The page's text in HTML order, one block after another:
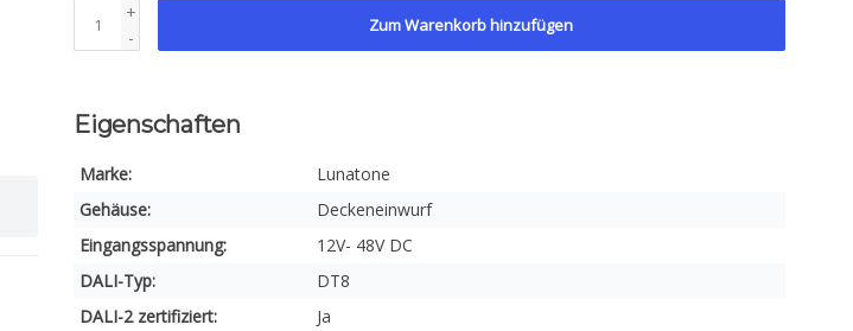
+
-
Zum Warenkorb hinzufügen
Eigenschaften
Marke:
Lunatone
Gehäuse:
Deckeneinwurf
Eingangsspannung:
12V- 48V DC
DALI-Typ:
DT8
DALI-2 zertifiziert:
Ja